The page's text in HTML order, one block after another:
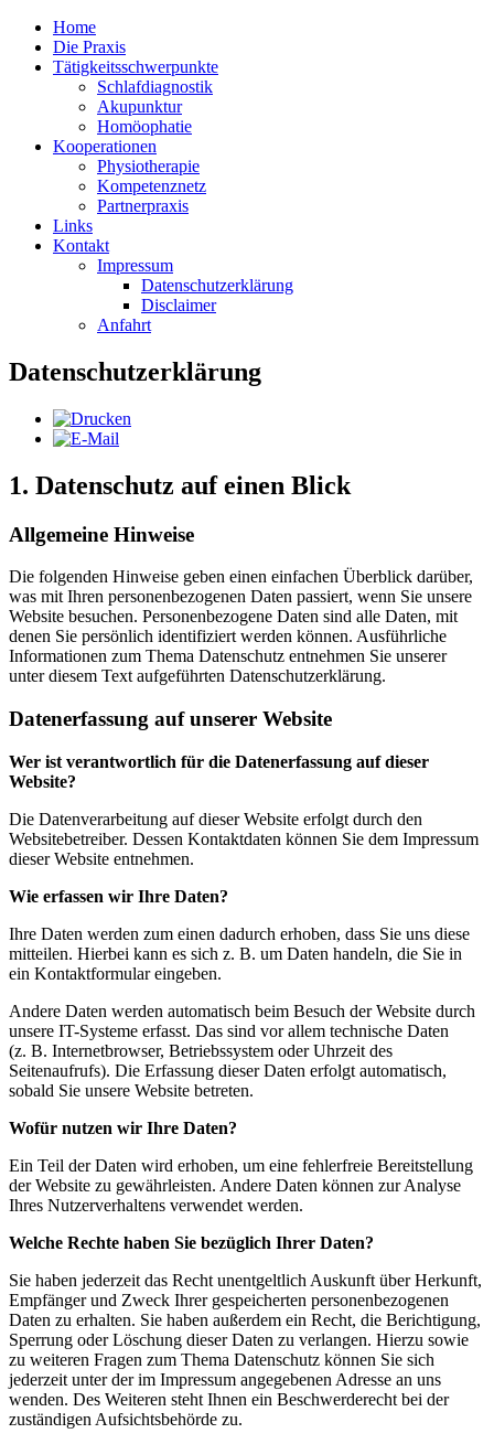
Home
Die Praxis
Tätigkeitsschwerpunkte
Schlafdiagnostik
Akupunktur
Homöophatie
Kooperationen
Physiotherapie
Kompetenznetz
Partnerpraxis
Links
Kontakt
Impressum
Datenschutzerklärung
Disclaimer
Anfahrt
Datenschutzerklärung
1. Datenschutz auf einen Blick
Allgemeine Hinweise
Die folgenden Hinweise geben einen einfachen Überblick darüber,
was mit Ihren personenbezogenen Daten passiert, wenn Sie unsere
Website besuchen. Personenbezogene Daten sind alle Daten, mit
denen Sie persönlich identifiziert werden können. Ausführliche
Informationen zum Thema Datenschutz entnehmen Sie unserer
unter diesem Text aufgeführten Datenschutzerklärung.
Datenerfassung auf unserer Website
Wer ist verantwortlich für die Datenerfassung auf dieser
Website?
Die Datenverarbeitung auf dieser Website erfolgt durch den
Websitebetreiber. Dessen Kontaktdaten können Sie dem Impressum
dieser Website entnehmen.
Wie erfassen wir Ihre Daten?
Ihre Daten werden zum einen dadurch erhoben, dass Sie uns diese
mitteilen. Hierbei kann es sich z. B. um Daten handeln, die Sie in
ein Kontaktformular eingeben.
Andere Daten werden automatisch beim Besuch der Website durch
unsere IT-Systeme erfasst. Das sind vor allem technische Daten
(z. B. Internetbrowser, Betriebssystem oder Uhrzeit des
Seitenaufrufs). Die Erfassung dieser Daten erfolgt automatisch,
sobald Sie unsere Website betreten.
Wofür nutzen wir Ihre Daten?
Ein Teil der Daten wird erhoben, um eine fehlerfreie Bereitstellung
der Website zu gewährleisten. Andere Daten können zur Analyse
Ihres Nutzerverhaltens verwendet werden.
Welche Rechte haben Sie bezüglich Ihrer Daten?
Sie haben jederzeit das Recht unentgeltlich Auskunft über Herkunft,
Empfänger und Zweck Ihrer gespeicherten personenbezogenen
Daten zu erhalten. Sie haben außerdem ein Recht, die Berichtigung,
Sperrung oder Löschung dieser Daten zu verlangen. Hierzu sowie
zu weiteren Fragen zum Thema Datenschutz können Sie sich
jederzeit unter der im Impressum angegebenen Adresse an uns
wenden. Des Weiteren steht Ihnen ein Beschwerderecht bei der
zuständigen Aufsichtsbehörde zu.